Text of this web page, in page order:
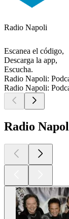
Radio Napoli
Escanea el código,
Descarga la app,
Escucha.
Radio Napoli:
Radio Napoli:
Radio